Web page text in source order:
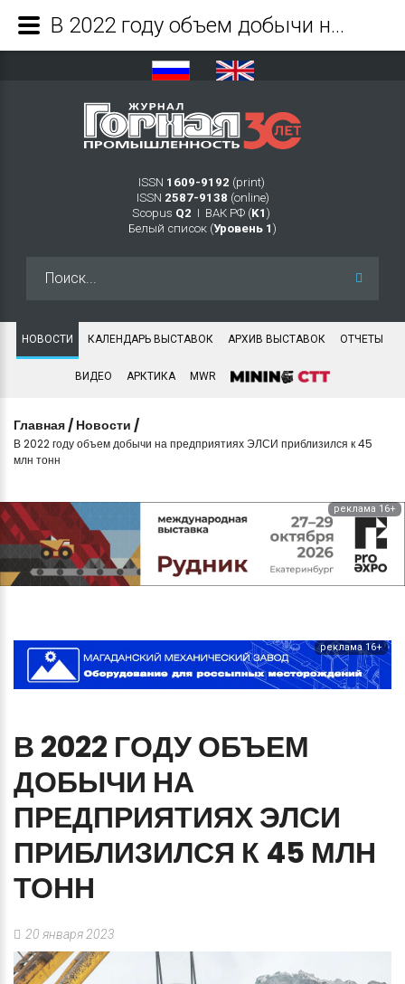
ISSN 1609-9192 (print)
ISSN 2587-9138 (online)
Scopus Q2 Ι ВАК РФ (K1 )
Белый список (Уровень 1 )
НОВОСТИ КАЛЕНДАРЬ ВЫСТАВОК АРХИВ ВЫСТАВОК ОТЧЕТЫ
ВИДЕО АРКТИКА MWR
Главная / Новости /
В 2022 году объем добычи на предприятиях ЭЛСИ приблизился к 45
млн тонн
реклама 16+
реклама 16+
В 2022 ГОДУОБЪЕМ
ДОБЫЧИ НА
ПРЕДПРИЯТИЯХЭЛСИ
ПРИБЛИЗИЛСЯ К 45 МЛН
ТОНН
20 января 2023
В 2022 году объем добычи на предприятиях ЭЛСИ приблизился к 45 млн тонн - Журнал Горная промышленность